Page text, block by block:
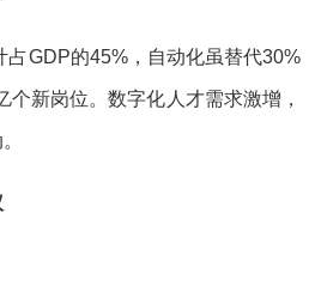
占GDP的45%，自动化虽替代30%
个新岗位‌。数字化人才需求激增，